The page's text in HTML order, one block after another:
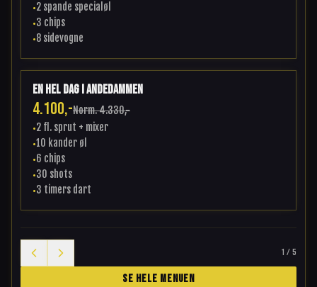
•2 spande specialøl
•3 chips
•8 sidevogne
En hel dag i andedammen
4.100,-Norm.4.330,-
•2 fl. sprut + mixer
•10 kander øl
•6 chips
•30 shots
•3 timers dart
1 /5
SE HELE MENUEN